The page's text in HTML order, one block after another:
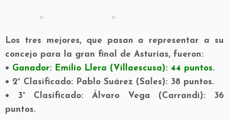
Los tres mejores, que pasan a representar a su
concejo para la gran final de Asturias, fueron:
• Ganador: Emilio Llera (Villaescusa): 44 puntos.
• 2° Clasificado: Pablo Suárez (Sales): 38 puntos.
• 3° Clasificado: Álvaro Vega (Carrandi): 36
puntos.